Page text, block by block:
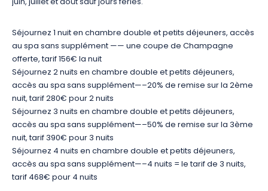
à vélo.Venez à la rencontre des vignerons pour
des dégustations de champagne, ou visitez les
monuments historiques comme le Château de la
Motte Tilly.À votre retour, la piscine et le jacuzzi du
Spa vous accueilleront pour des moments de
relaxation totale !
Durant votre séjour au
trouveront également leur bonheur à travers les
créations généreuses de notre cheffe.Prenez
place dans le lounge restaurant, et faites votre
Séjournez 1 nuit en chambre double et petits déjeuners, accès
au spa sans supplément —— une coupe de Champagne
offerte, tarif 156€ la nuit
Séjournez 2 nuits en chambre double et petits déjeuners,
accès au spa sans supplément—–20% de remise sur la 2ème
nuit, tarif 280€ pour 2 nuits
Séjournez 3 nuits en chambre double et petits déjeuners,
accès au spa sans supplément—–50% de remise sur la 3ème
nuit, tarif 390€ pour 3 nuits
Séjournez 4 nuits en chambre double et petits déjeuners,
accès au spa sans supplément—–4 nuits = le tarif de 3 nuits,
tarif 468€ pour 4 nuits